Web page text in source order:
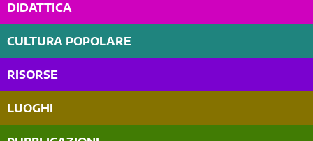
DIDATTICA
CULTURA POPOLARE
RISORSE
LUOGHI